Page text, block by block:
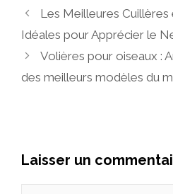
Les Meilleures Cuillères
Idéales pour Apprécier le
Volières pour oiseaux :
des meilleurs modèles du
Laisser un